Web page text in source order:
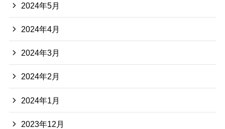
2024年5月
2024年4月
2024年3月
2024年2月
2024年1月
2023年12月